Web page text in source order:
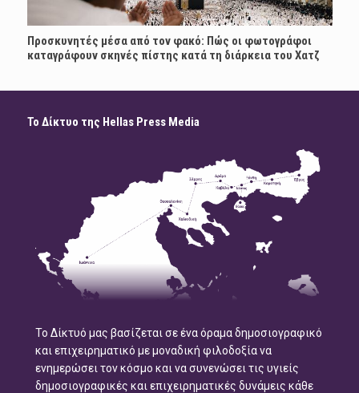
Προσκυνητές μέσα από τον φακό: Πώς οι φωτογράφοι
καταγράφουν σκηνές πίστης κατά τη διάρκεια του Χατζ
Το Δίκτυο της Hellas Press Media
Το Δίκτυό μας βασίζεται σε ένα όραμα δημοσιογραφικό
και επιχειρηματικό με μοναδική φιλοδοξία να
ενημερώσει τον κόσμο και να συνενώσει τις υγιείς
δημοσιογραφικές και επιχειρηματικές δυνάμεις κάθε